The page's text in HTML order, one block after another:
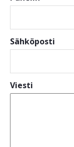
Sähköposti
Viesti